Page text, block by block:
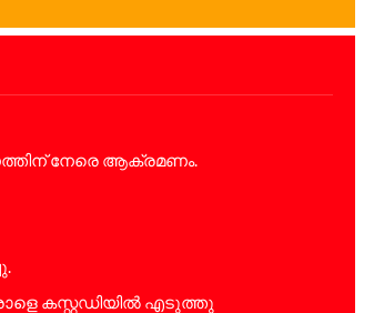
നേരെ ആക്രമണം.
കസ്റ്റഡിയിൽ എടുത്തു